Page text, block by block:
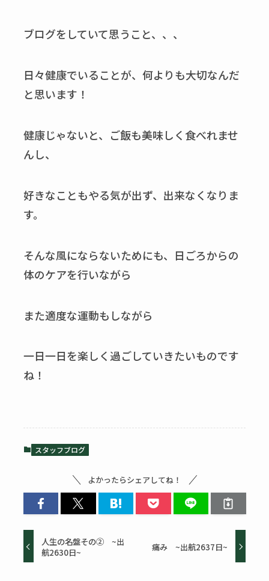
ブログをしていて思うこと、、、
日々健康でいることが、何よりも大切なんだ
と思います！
健康じゃないと、ご飯も美味しく食べれませ
んし、
好きなこともやる気が出ず、出来なくなりま
す。
そんな風にならないためにも、日ごろからの
体のケアを行いながら
また適度な運動もしながら
一日一日を楽しく過ごしていきたいものです
ね！
スタッフブログ
よかったらシェアしてね！
人生の名盤その② ~出
航2630日~
痛み ~出航2637日~